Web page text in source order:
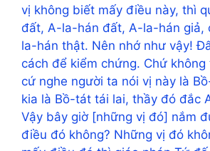
vị không biết mấy điều này, thì
đất, A-la-hán đất, A-la-hán giả,
la-hán thật. Nên nhớ như vậy!
cách để kiểm chứng. Chứ không
cứ nghe người ta nói vị này là
kia là Bồ-tát tái lai, thầy đó đắc
Vậy bây giờ [những vị đó] nắm
điều đó không? Những vị đó